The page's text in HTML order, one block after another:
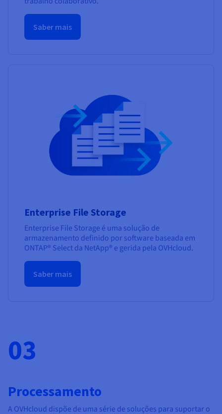
Saber mais
Enterprise File Storage
Enterprise File Storage é uma solução de
armazenamento definido por software baseada em
ONTAP® Select da NetApp® e gerida pela OVHcloud.
Saber mais
03
Processamento
A OVHcloud dispõe de uma série de soluções para suportar o